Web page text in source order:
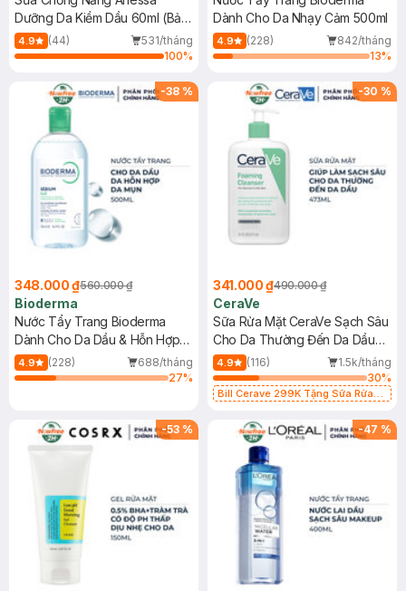
Dưỡng Da Kiềm Dầu 60ml (Bản
Mới)
4.9 (44)
531/tháng
100%
Dành Cho Da Nhạy Cảm 500ml
4.9 (228)
842/tháng
13%
-38 %
348.000 ₫560.000 ₫
Bioderma
Nước Tẩy Trang Bioderma
Dành Cho Da Dầu & Hỗn Hợp
500ml
4.9 (228)
688/tháng
27%
-30 %
341.000 ₫490.000 ₫
CeraVe
Sữa Rửa Mặt CeraVe Sạch Sâu
Cho Da Thường Đến Da Dầu
473ml
4.9 (116)
1.5k/tháng
30%
Bill Cerave 299K Tặng Sữa Rửa
-53 % -47 %